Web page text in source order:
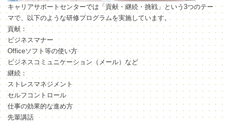
キャリアサポートセンターでは「貢献・継続・挑戦」という3つのテー
マで、以下のような研修プログラムを実施しています。
貢献：
ビジネスマナー
Officeソフト等の使い方
ビジネスコミュニケーション（メール）など
継続：
ストレスマネジメント
セルフコントロール
仕事の効果的な進め方
先輩講話